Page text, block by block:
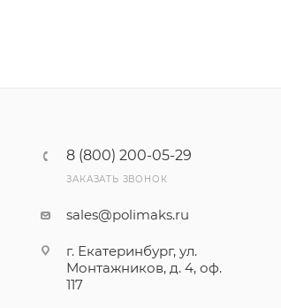
8 (800) 200-05-29
ЗАКАЗАТЬ ЗВОНОК
sales@polimaks.ru
г. Екатеринбург, ул.
Монтажников, д. 4, оф.
117